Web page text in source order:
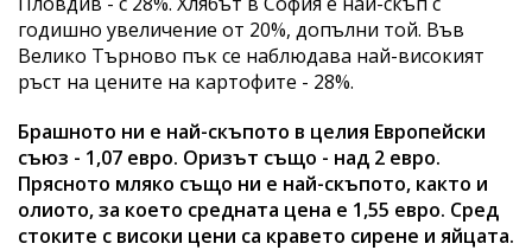
годишно увеличение от 20%, допълни той. Във
Велико Търново пък се наблюдава най-високият
ръст на цените на картофите - 28%.
Брашното ни е най-скъпото в целия Европейски
съюз - 1,07 евро. Оризът също - над 2 евро.
Прясното мляко също ни е най-скъпото, както и
олиото, за което средната цена е 1,55 евро. Сред
стоките с високи цени са кравето сирене и яйцата.